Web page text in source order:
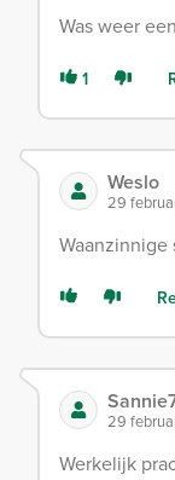
Was weer
1
Weslo
29
Waanzinnige
29
Werkelijk